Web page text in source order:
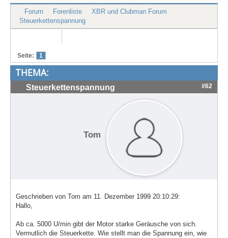
Treffen & Touren
Cafe-Ecke
Forum Forenliste
XBR und Clubman Forum
Steuerkettenspannung
Seite: 1
THEMA:
Steuerkettenspannung #62
Tom
Geschrieben von Tom am 11. Dezember 1999 20:10:29:
Hallo,
Ab ca. 5000 U/min gibt der Motor starke Geräusche von sich.
Vermutlich die Steuerkette. Wie stellt man die Spannung ein, wie